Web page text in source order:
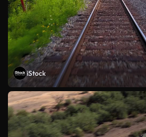
iStock